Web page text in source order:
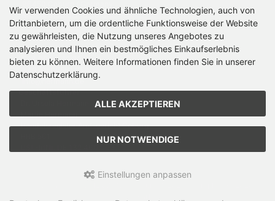
Mo-Do 8.00 bis 16.30 Uhr
Bürozeiten:
Mo-Do 8.00 bis 16.30 Uhr
Fr 8.00 bis 12.30 Uhr
+49 (0) 09561 85900
info@hermann.de
Geschäftsführer
Martin Hermann
Handelsregister Amtsgericht Coburg
Wir verwenden Cookies und ähnliche Technologien, auch von
Drittanbietern, um die ordentliche Funktionsweise der Website
zu gewährleisten, die Nutzung unseres Angebotes zu
analysieren und Ihnen ein bestmögliches Einkaufserlebnis
bieten zu können. Weitere Informationen finden Sie in unserer
Datenschutzerklärung.
ALLE AKZEPTIEREN
NUR NOTWENDIGE
Einstellungen anpassen